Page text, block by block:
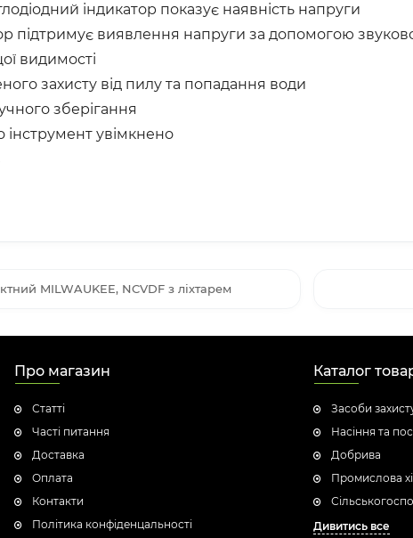
індикатор показує наявність напруги
підтримує виявлення напруги за допомогою
видимості
захисту від пилу та попадання води
зберігання
інструмент увімкнено
MILWAUKEE, NCVDF з ліхтарем
Про магазин
Статті
Часті питання
Доставка
Оплата
Контакти
Політика конфіденцальності
Каталог
Засоби
Насіння та
Добрива
Промислова
Дивитись все